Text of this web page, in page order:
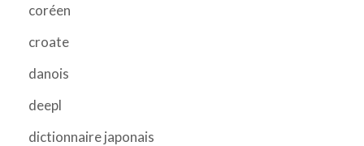
coréen
croate
danois
deepl
dictionnaire japonais